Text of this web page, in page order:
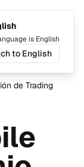
de Trading
is English
to English